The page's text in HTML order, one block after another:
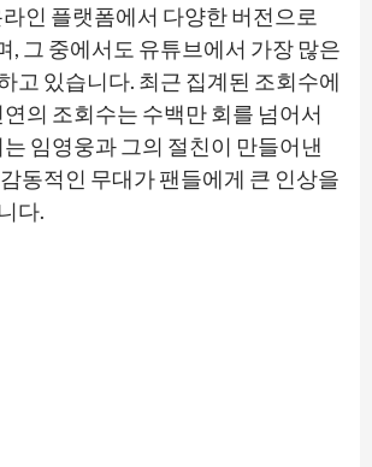
인 플랫폼에서 다양한 버전으로
, 그 중에서도 유튜브에서 가장 많은
고 있습니다. 최근 집계된 조회수에
의 조회수는 수백만 회를 넘어서
임영웅과 그의 절친이 만들어낸
동적인 무대가 팬들에게 큰 인상을
다.